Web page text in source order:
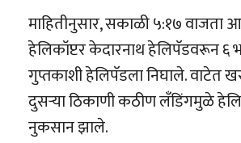
माहितीनुसार, सकाळी ५:१७ वाजता
हेलिकॉप्टर केदारनाथ हेलिपॅडवरून ६
गुप्तकाशी हेलिपॅडला निघाले. वाटेत
दुसऱ्या ठिकाणी कठीण लँडिंगमुळे
नुकसान झाले.